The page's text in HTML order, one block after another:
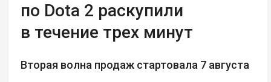
по Dota 2 раскупили
в течение трех минут
Вторая волна продаж стартовала 7 августа